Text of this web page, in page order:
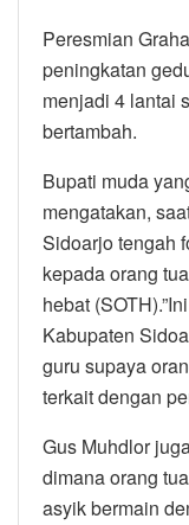
Peresmian
peningkatan
menjadi 4 lantai
bertambah.
Bupati muda
mengatakan,
Sidoarjo tengah
kepada orang
hebat
Kabupaten
guru supaya
terkait dengan
Gus Muhdlor
dimana orang
asyik bermain